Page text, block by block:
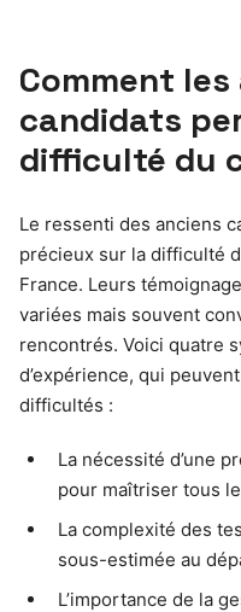
Comment
candidats
difficulté du
Le ressenti des anciens
précieux sur la difficulté
France. Leurs
variées mais souvent
rencontrés. Voici quatre
d’expérience, qui
difficultés :
La nécessité d’une
pour maîtriser tous
La complexité des
sous-estimée au
L’importance de la